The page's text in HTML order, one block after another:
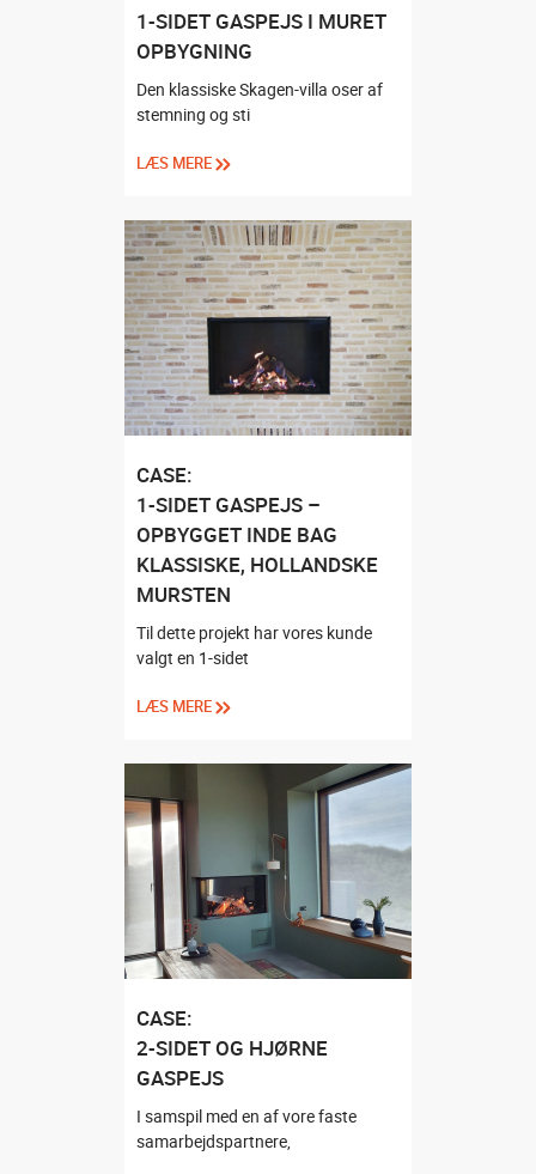
1-SIDET GASPEJS I MURET
OPBYGNING
Den klassiske Skagen-villa oser af
stemning og sti
LÆS MERE
CASE:
1-SIDET GASPEJS –
OPBYGGET INDE BAG
KLASSISKE, HOLLANDSKE
MURSTEN
Til dette projekt har vores kunde
valgt en 1-sidet
LÆS MERE
CASE:
2-SIDET OG HJØRNE
GASPEJS
I samspil med en af vore faste
samarbejdspartnere,